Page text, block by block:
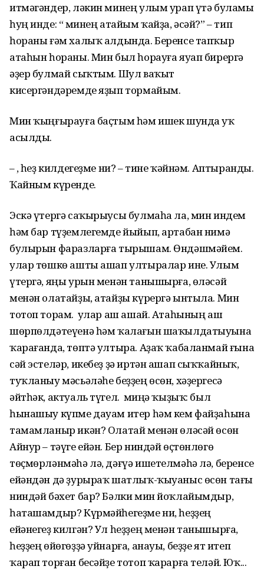
итмәгәндер, ләкин минең улым урап үтә буламы
һуң инде: “Ә минең атайым ҡайҙа, әсәй?” – тип
һораны ғәм халыҡ алдында. Беренсе тапҡыр
атаһын һораны. Мин был һорауға яуап бирергә
әҙер булмай сыҡтым. Шул ваҡыт
кисергәндәремде яҙып тормайым.
Мин ҡыңғырауға баҫтым һәм ишек шунда уҡ
асылды.
– Ә, һеҙ килдегеҙме ни? – тине ҡәйнәм. Аптыранды.
Ҡайным күренде.
Эскә үтергә саҡырыусы булмаһа ла, мин индем
һәм бар түҙемлегемде йыйып, артабан нимә
булырын фаразларға тырышам. Өндәшмәйем. Ә
улар төшкө ашты ашап ултыралар ине. Улым
үтергә, яңы урын менән танышырға, өләсәй
менән олатайҙы, атайҙы күрергә ынтыла. Мин
тотоп торам. Ә улар аш ашай. Атаһының аш
шөрпөлдәтеүенә һәм ҡалағын шаҡылдатыуына
ҡарағанда, төптә ултыра. Аҙаҡ ҡабаланмай ғына
сәй эстеләр, икебеҙ ҙә иртән ашап сыҡҡайныҡ,
туҡланыу мәсьәләһе беҙҙең өсөн, хәҙергесә
әйтһәк, актуаль түгел. Ә миңә ҡыҙыҡ: был
һынашыу күпме дауам итер һәм кем файҙаһына
тамамланыр икән? Олатай менән өләсәй өсөн
Айнур – тәүге ейән. Бер ниндәй өҫтөнлөгө
төҫмөрләнмәһә лә, дәғүә ишетелмәһә лә, беренсе
ейәндән дә ҙурыраҡ шатлыҡ-ҡыуаныс өсөн тағы
ниндәй бәхет бар? Бәлки мин йоҡлайымдыр,
һаташамдыр? Күрмәйһегеҙме ни, һеҙҙең
ейәнегеҙ килгән? Ул һеҙҙең менән танышырға,
һеҙҙең өйөгөҙҙә уйнарға, анауы, беҙҙе ят итеп
ҡарап торған бесәйҙе тотоп ҡарарға теләй. Юҡ...